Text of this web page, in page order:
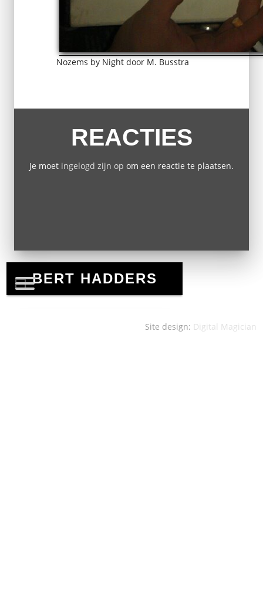
Nozems by Night door M. Busstra
REACTIES
Je moet ingelogd zijn op om een reactie te plaatsen.
Site design: Digital Magician